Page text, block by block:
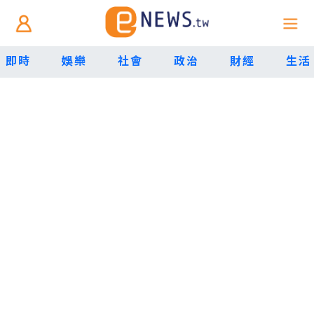
即時 娛樂 社會 政治 財經 生活